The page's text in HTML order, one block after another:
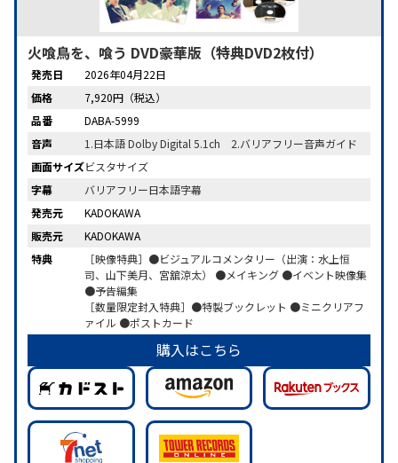
火喰鳥を、喰う DVD豪華版（特典DVD2枚付）
発売日
2026年04月22日
価格
7,920円（税込）
品番
DABA-5999
音声
1.日本語 Dolby Digital 5.1ch 2.バリアフリー音声ガイド
画面サイズビスタサイズ
字幕
バリアフリー日本語字幕
発売元
KADOKAWA
販売元
KADOKAWA
特典
［映像特典］●ビジュアルコメンタリー（出演：水上恒
司、山下美月、宮舘涼太） ●メイキング ●イベント映像集
●予告編集
［数量限定封入特典］●特製ブックレット ●ミニクリアフ
ァイル ●ポストカード
購入はこちら